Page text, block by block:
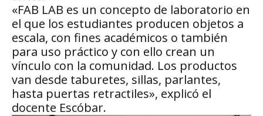
«FAB LAB es un concepto de laboratorio en
el que los estudiantes producen objetos a
escala, con fines académicos o también
para uso práctico y con ello crean un
vínculo con la comunidad. Los productos
van desde taburetes, sillas, parlantes,
hasta puertas retractiles», explicó el
docente Escóbar.